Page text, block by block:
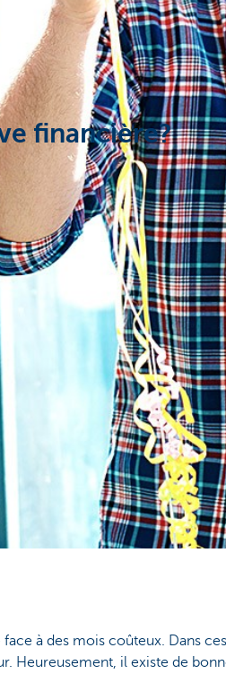
financière?
à des mois coûteux. Dans
Heureusement, il existe de